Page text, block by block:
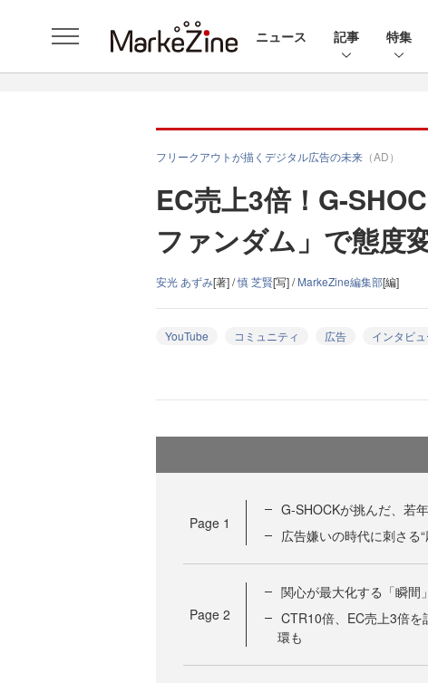
ニュース 記事 特集
フリークアウトが描くデジタル広告の未来 （AD）
EC売上3倍！G-
ファンダム」で態度
安光 あずみ[著] /慎 芝賢[写] /MarkeZine編集部[編]
YouTube コミュニティ 広告 インタビ
Page 1
G-SHOCKが挑んだ、若
広告嫌いの時代に刺さる
Page 2
関心が最大化する「瞬間
CTR10倍、EC売上3倍
環も